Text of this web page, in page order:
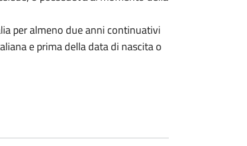
per almeno due anni continuativi
e prima della data di nascita o